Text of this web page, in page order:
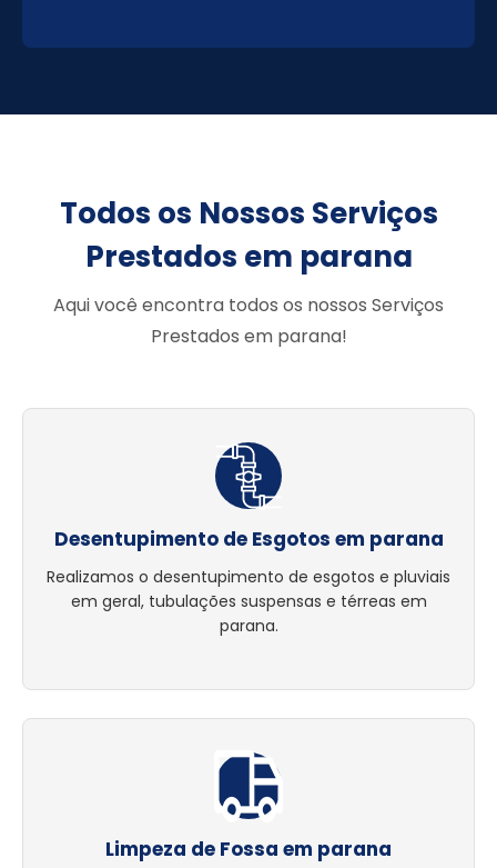
Todos os Nossos Serviços
Prestados em parana
Aqui você encontra todos os nossos Serviços
Prestados em parana!
Desentupimento de Esgotos em parana
Realizamos o desentupimento de esgotos e pluviais
em geral, tubulações suspensas e térreas em
parana.
Limpeza de Fossa em parana